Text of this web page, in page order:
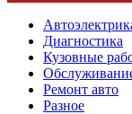
Диагностика
Кузовные
Ремонт авто
Разное